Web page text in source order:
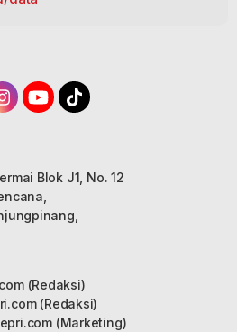
Blok J1, No. 12
(Redaksi)
(Redaksi)
(Marketing)